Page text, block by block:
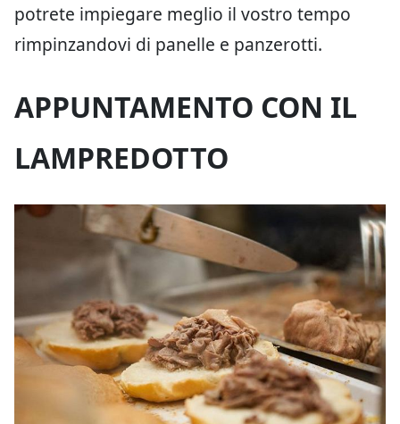
potrete impiegare meglio il vostro tempo
rimpinzandovi di panelle e panzerotti.
APPUNTAMENTO CON IL
LAMPREDOTTO